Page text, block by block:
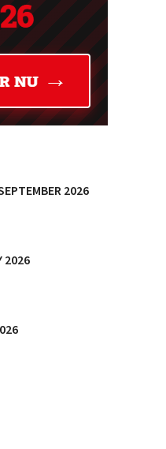
2026
2026